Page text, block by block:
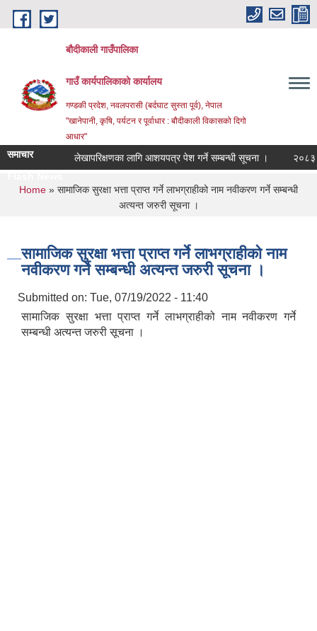
Skip to main content
बौदीकाली गाउँपालिका
गाउँ कार्यपालिकाको कार्यालय
गण्डकी प्रदेश, नवलपरासी (बर्दघाट सुस्ता पूर्व), नेपाल
"खानेपानी, कृषि, पर्यटन र पूर्वाधार : बौदीकाली विकासको दिगो
आधार"
समाचार लेखापरिक्षणका लागि आशयपत्र पेश गर्ने सम्बन्धी सूचना ।
२०८३
You are here
Home » सामाजिक सुरक्षा भत्ता प्राप्त गर्ने लाभग्राहीको नाम नवीकरण गर्ने सम्बन्धी
अत्यन्त जरुरी सूचना ।
सामाजिक सुरक्षा भत्ता प्राप्त गर्ने लाभग्राहीको नाम
नवीकरण गर्ने सम्बन्धी अत्यन्त जरुरी सूचना ।
Submitted on: Tue, 07/19/2022 - 11:40
सामाजिक सुरक्षा भत्ता प्राप्त गर्ने लाभग्राहीको नाम नवीकरण गर्ने
सम्बन्धी अत्यन्त जरुरी सूचना ।